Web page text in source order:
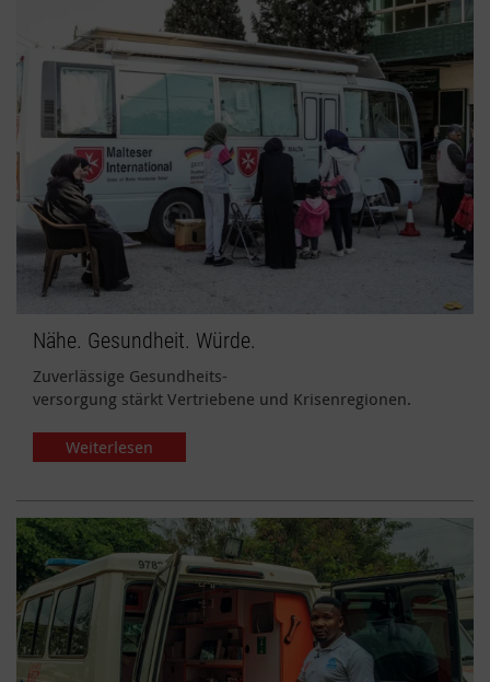
Nähe. Gesundheit. Würde.
Zuverlässige Gesundheits-
versorgung stärkt Vertriebene und Krisenregionen.
Weiterlesen